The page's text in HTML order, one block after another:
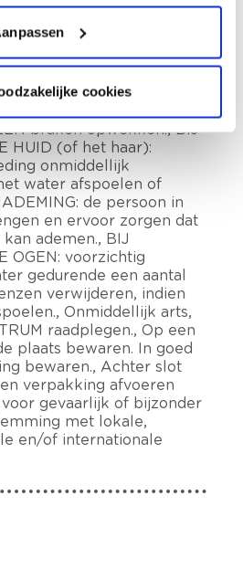
cookies
Alleen buiten of in een
ruimte gebruiken., Draag
oogbescherming,
braken opwekken., BIJ
HUID (of het haar):
onmiddellijk
water afspoelen of
de persoon in
en ervoor zorgen dat
ademen., BIJ
OGEN: voorzichtig
gedurende een aantal
verwijderen, indien
Onmiddellijk arts,
raadplegen., Op een
plaats bewaren. In goed
bewaren., Achter slot
verpakking afvoeren
gevaarlijk of bijzonder
met lokale,
en/of internationale